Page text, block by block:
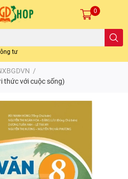
tư
0
/
thức với cuộc sống)